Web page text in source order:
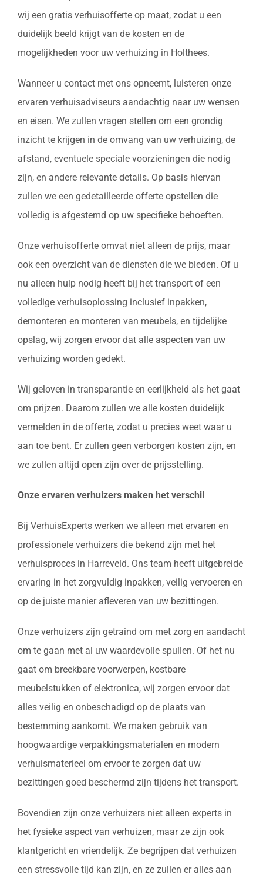
wij een gratis verhuisofferte op maat, zodat u een
duidelijk beeld krijgt van de kosten en de
mogelijkheden voor uw verhuizing in Holthees.
Wanneer u contact met ons opneemt, luisteren onze
ervaren verhuisadviseurs aandachtig naar uw wensen
en eisen. We zullen vragen stellen om een grondig
inzicht te krijgen in de omvang van uw verhuizing, de
afstand, eventuele speciale voorzieningen die nodig
zijn, en andere relevante details. Op basis hiervan
zullen we een gedetailleerde offerte opstellen die
volledig is afgestemd op uw specifieke behoeften.
Onze verhuisofferte omvat niet alleen de prijs, maar
ook een overzicht van de diensten die we bieden. Of u
nu alleen hulp nodig heeft bij het transport of een
volledige verhuisoplossing inclusief inpakken,
demonteren en monteren van meubels, en tijdelijke
opslag, wij zorgen ervoor dat alle aspecten van uw
verhuizing worden gedekt.
Wij geloven in transparantie en eerlijkheid als het gaat
om prijzen. Daarom zullen we alle kosten duidelijk
vermelden in de offerte, zodat u precies weet waar u
aan toe bent. Er zullen geen verborgen kosten zijn, en
we zullen altijd open zijn over de prijsstelling.
Onze ervaren verhuizers maken het verschil
Bij VerhuisExperts werken we alleen met ervaren en
professionele verhuizers die bekend zijn met het
verhuisproces in Harreveld. Ons team heeft uitgebreide
ervaring in het zorgvuldig inpakken, veilig vervoeren en
op de juiste manier afleveren van uw bezittingen.
Onze verhuizers zijn getraind om met zorg en aandacht
om te gaan met al uw waardevolle spullen. Of het nu
gaat om breekbare voorwerpen, kostbare
meubelstukken of elektronica, wij zorgen ervoor dat
alles veilig en onbeschadigd op de plaats van
bestemming aankomt. We maken gebruik van
hoogwaardige verpakkingsmaterialen en modern
verhuismaterieel om ervoor te zorgen dat uw
bezittingen goed beschermd zijn tijdens het transport.
Bovendien zijn onze verhuizers niet alleen experts in
het fysieke aspect van verhuizen, maar ze zijn ook
klantgericht en vriendelijk. Ze begrijpen dat verhuizen
een stressvolle tijd kan zijn, en ze zullen er alles aan